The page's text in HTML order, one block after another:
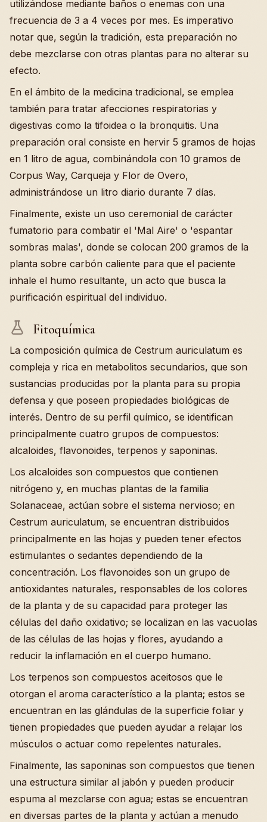
utilizándose mediante baños o enemas con una
frecuencia de 3 a 4 veces por mes. Es imperativo
notar que, según la tradición, esta preparación no
debe mezclarse con otras plantas para no alterar su
efecto.
En el ámbito de la medicina tradicional, se emplea
también para tratar afecciones respiratorias y
digestivas como la tifoidea o la bronquitis. Una
preparación oral consiste en hervir 5 gramos de hojas
en 1 litro de agua, combinándola con 10 gramos de
Corpus Way, Carqueja y Flor de Overo,
administrándose un litro diario durante 7 días.
Finalmente, existe un uso ceremonial de carácter
fumatorio para combatir el 'Mal Aire' o 'espantar
sombras malas', donde se colocan 200 gramos de la
planta sobre carbón caliente para que el paciente
inhale el humo resultante, un acto que busca la
purificación espiritual del individuo.
Fitoquímica
La composición química de Cestrum auriculatum es
compleja y rica en metabolitos secundarios, que son
sustancias producidas por la planta para su propia
defensa y que poseen propiedades biológicas de
interés. Dentro de su perfil químico, se identifican
principalmente cuatro grupos de compuestos:
alcaloides, flavonoides, terpenos y saponinas.
Los alcaloides son compuestos que contienen
nitrógeno y, en muchas plantas de la familia
Solanaceae, actúan sobre el sistema nervioso; en
Cestrum auriculatum, se encuentran distribuidos
principalmente en las hojas y pueden tener efectos
estimulantes o sedantes dependiendo de la
concentración. Los flavonoides son un grupo de
antioxidantes naturales, responsables de los colores
de la planta y de su capacidad para proteger las
células del daño oxidativo; se localizan en las vacuolas
de las células de las hojas y flores, ayudando a
reducir la inflamación en el cuerpo humano.
Los terpenos son compuestos aceitosos que le
otorgan el aroma característico a la planta; estos se
encuentran en las glándulas de la superficie foliar y
tienen propiedades que pueden ayudar a relajar los
músculos o actuar como repelentes naturales.
Finalmente, las saponinas son compuestos que tienen
una estructura similar al jabón y pueden producir
espuma al mezclarse con agua; estas se encuentran
en diversas partes de la planta y actúan a menudo